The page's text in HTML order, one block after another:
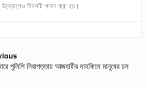
দিবসটি পালন করা হয়।
পুলিশি নিরাপত্তায় আজহারীর মাহফিলে মানুষের ঢল